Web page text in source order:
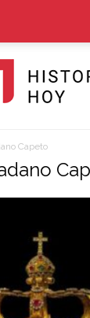
Historia
Capeto